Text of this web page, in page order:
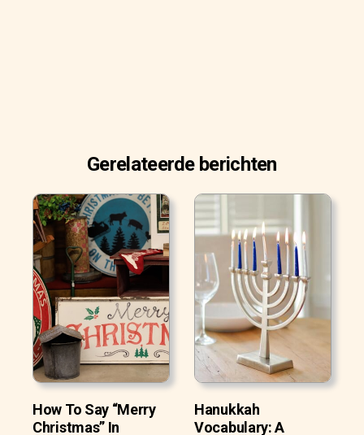
Gerelateerde berichten
How To Say “Merry
Christmas” In
Hanukkah
Vocabulary: A